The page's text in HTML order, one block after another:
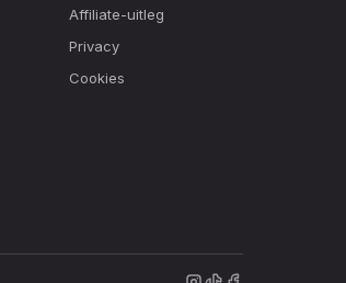
Affiliate-uitleg
Privacy
Cookies